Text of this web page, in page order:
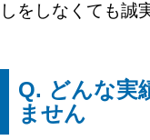
しをしなくても誠
Q. どんな実
ません